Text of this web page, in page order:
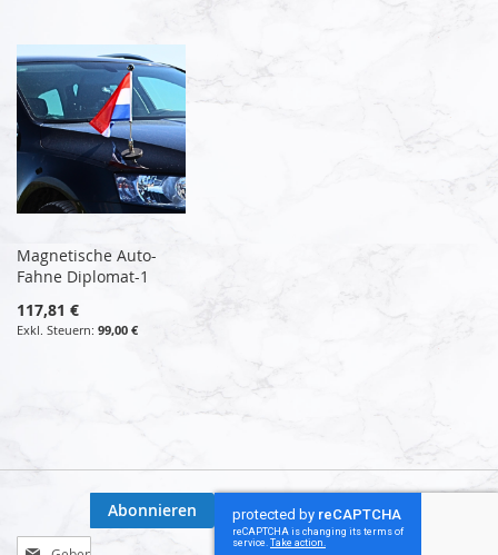
Magnetische Auto-
Fahne Diplomat-1
117,81 €
99,00 €
Melden
Abonnieren